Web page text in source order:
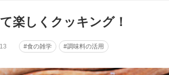
楽しくクッキング！
#食の雑学 #調味料の活用